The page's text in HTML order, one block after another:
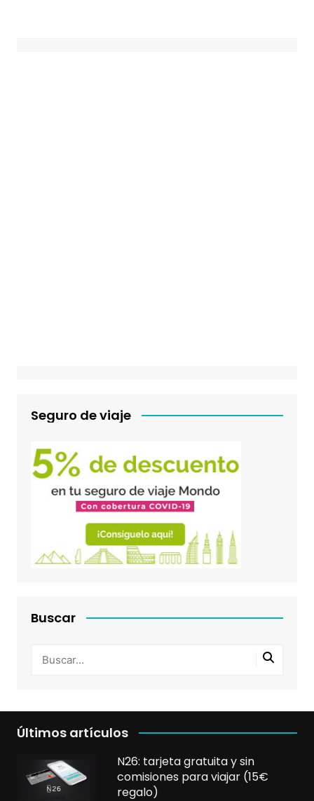
Seguro de viaje
Buscar
Últimos artículos
N26: tarjeta gratuita y sin
comisiones para viajar (15€
regalo)